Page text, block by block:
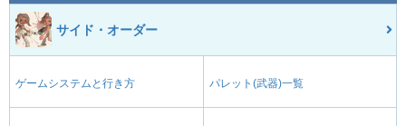
サイド・オーダー
ゲームシステムと行き方 パレット(武器)一覧